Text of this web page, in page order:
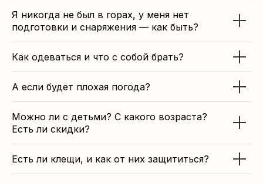
Я никогда не был в горах, у меня нет
подготовки и снаряжения — как быть?
Как одеваться и что с собой брать?
А если будет плохая погода?
Можно ли с детьми? С какого возраста?
Есть ли скидки?
Есть ли клещи, и как от них защититься?